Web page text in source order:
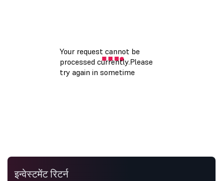
इन्वेस्टमेंट रिटर्न